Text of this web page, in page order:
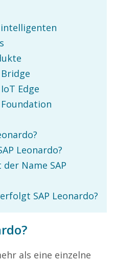
Edge
Foundation
Leonardo?
Name SAP
SAP Leonardo?
als eine einzelne